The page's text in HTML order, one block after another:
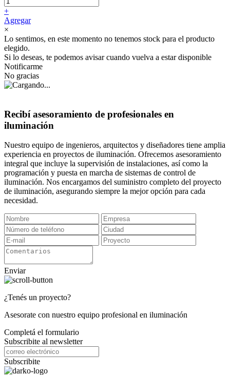
+
Agregar
×
Lo sentimos, en este momento no tenemos stock para el producto
elegido.
Si lo deseas, te podemos avisar cuando vuelva a estar disponible
Notificarme
No gracias
Recibí asesoramiento de profesionales en
iluminación
Nuestro equipo de ingenieros, arquitectos y diseñadores tiene amplia
experiencia en proyectos de iluminación. Ofrecemos asesoramiento
integral que incluye la supervisión de instalaciones, así como la
programación y puesta en marcha de sistemas de control de
iluminación. Nos encargamos del suministro completo del proyecto
de iluminación, asegurando siempre la mejor opción para cada
necesidad.
Enviar
¿Tenés un proyecto?
Asesorate con nuestro equipo profesional en iluminación
Completá el formulario
Subscribite al newsletter
Subscribite